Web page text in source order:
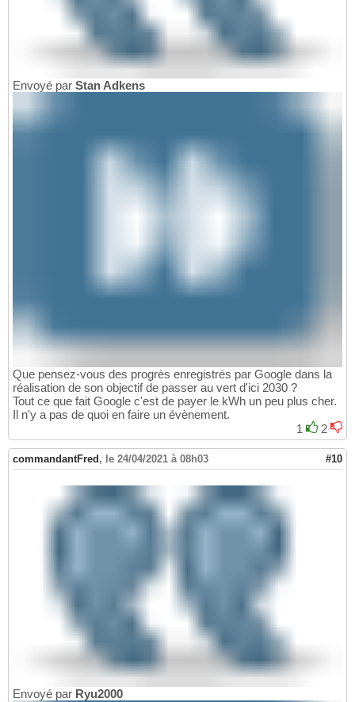
Envoyé par Stan Adkens
Que pensez-vous des progrès enregistrés par Google dans la
réalisation de son objectif de passer au vert d'ici 2030 ?
Tout ce que fait Google c'est de payer le kWh un peu plus cher.
Il n'y a pas de quoi en faire un évènement.
1
2
commandantFred , le 24/04/2021 à 08h03 #10
Envoyé par Ryu2000